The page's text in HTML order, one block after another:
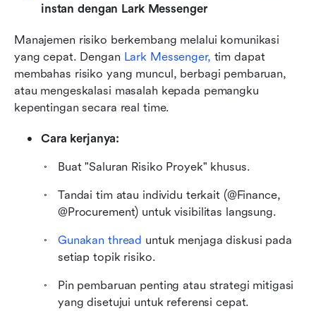
instan dengan Lark Messenger
Manajemen risiko berkembang melalui komunikasi
yang cepat. Dengan Lark Messenger, tim dapat
membahas risiko yang muncul, berbagi pembaruan,
atau mengeskalasi masalah kepada pemangku
kepentingan secara real time.
Cara kerjanya:
Buat "Saluran Risiko Proyek" khusus.
Tandai tim atau individu terkait (@Finance,
@Procurement) untuk visibilitas langsung.
Gunakan thread untuk menjaga diskusi pada
setiap topik risiko.
Pin pembaruan penting atau strategi mitigasi
yang disetujui untuk referensi cepat.